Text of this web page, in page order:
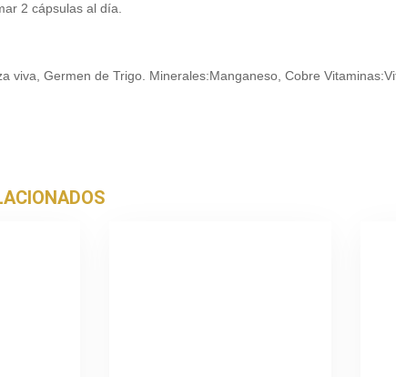
2 cápsulas al día.
viva, Germen de Trigo. Minerales:Manganeso, Cobre